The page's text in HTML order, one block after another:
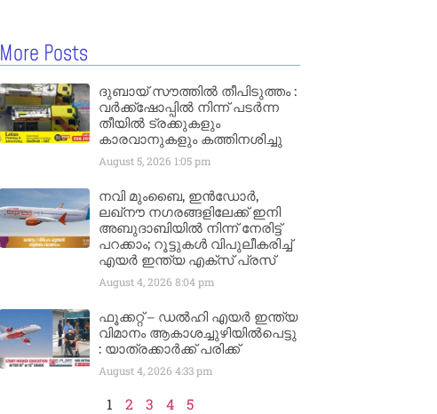
More Posts
ദുബായ് സൗത്തിൽ തീപിടുത്തം :
വർക്ക്‌ഷോപ്പിൽ നിന്ന് പടർന്ന
തീയിൽ ട്രക്കുകളും
കാരവാനുകളും കത്തിനശിച്ചു
August 5, 2026 1:05 pm
നവി മുംബൈ, ഇൻഡോർ,
ലഖ്നൗ നഗരങ്ങളിലേക്ക് ഇനി
അബുദാബിയിൽ നിന്ന് നേരിട്ട്
പറക്കാം; റൂട്ടുകൾ വിപുലീകരിച്ച്
എയർ ഇന്ത്യ എക്സ് പ്രസ്
August 4, 2026 8:04 pm
ഫൂക്കറ്റ് – ഡൽഹി എയര്‍ ഇന്ത്യ
വിമാനം ആകാശച്ചുഴിയില്‍പെട്ടു
: യാത്രക്കാര്‍ക്ക് പരിക്ക്
August 4, 2026 4:33 pm
1 2 3 4 5